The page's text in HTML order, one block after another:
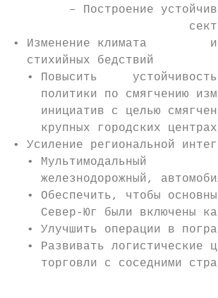
– Построение
• Изменение климата
  стихийных бедствий
• Повысить
политики по смягчению
инициатив с целью
крупных городских
• Усиление региональной
• Мультимодальный
железнодорожный,
• Обеспечить, чтобы
Север-Юг были включены
• Улучшить операции в
• Развивать логистические
торговли с соседними